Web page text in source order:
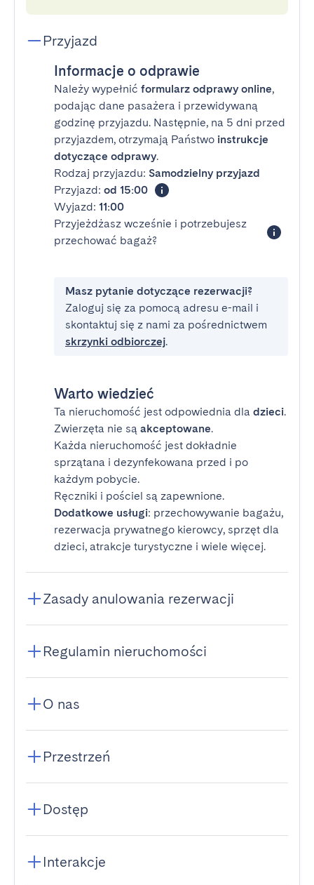
Przyjazd
Informacje o odprawie
Należy wypełnić formularz odprawy online,
podając dane pasażera i przewidywaną
godzinę przyjazdu. Następnie, na 5 dni przed
przyjazdem, otrzymają Państwo instrukcje
dotyczące odprawy.
Rodzaj przyjazdu: Samodzielny przyjazd
Przyjazd: od 15:00
Wyjazd: 11:00
Przyjeżdżasz wcześnie i potrzebujesz
przechować bagaż?
Masz pytanie dotyczące rezerwacji?
Zaloguj się za pomocą adresu e-mail i
skontaktuj się z nami za pośrednictwem
skrzynki odbiorczej.
Warto wiedzieć
Ta nieruchomość jest odpowiednia dla dzieci.
Zwierzęta nie są akceptowane.
Każda nieruchomość jest dokładnie
sprzątana i dezynfekowana przed i po
każdym pobycie.
Ręczniki i pościel są zapewnione.
Dodatkowe usługi: przechowywanie bagażu,
rezerwacja prywatnego kierowcy, sprzęt dla
dzieci, atrakcje turystyczne i wiele więcej.
Zasady anulowania rezerwacji
Regulamin nieruchomości
O nas
Przestrzeń
Dostęp
Interakcje